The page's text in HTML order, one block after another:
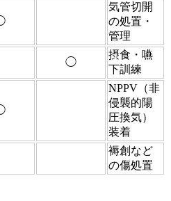
気管切開
の処置・
管理
◯
摂食・嚥
下訓練
NPPV（非
侵襲的陽
圧換気）
装着
褥創など
の傷処置